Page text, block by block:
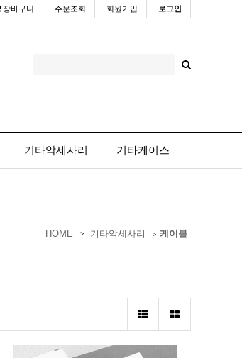
장바구니 주문조회 회원가입 로그인
기타악세사리 기타케이스
HOME 기타악세사리 케이블